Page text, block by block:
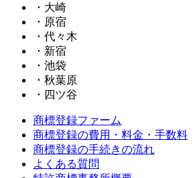
・大崎
・原宿
・代々木
・新宿
・池袋
・秋葉原
・四ツ谷
商標登録ファーム
商標登録の費用・料金・手数料
商標登録の手続きの流れ
よくある質問